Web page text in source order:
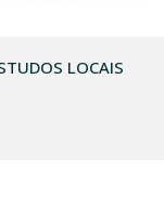
LOCAIS